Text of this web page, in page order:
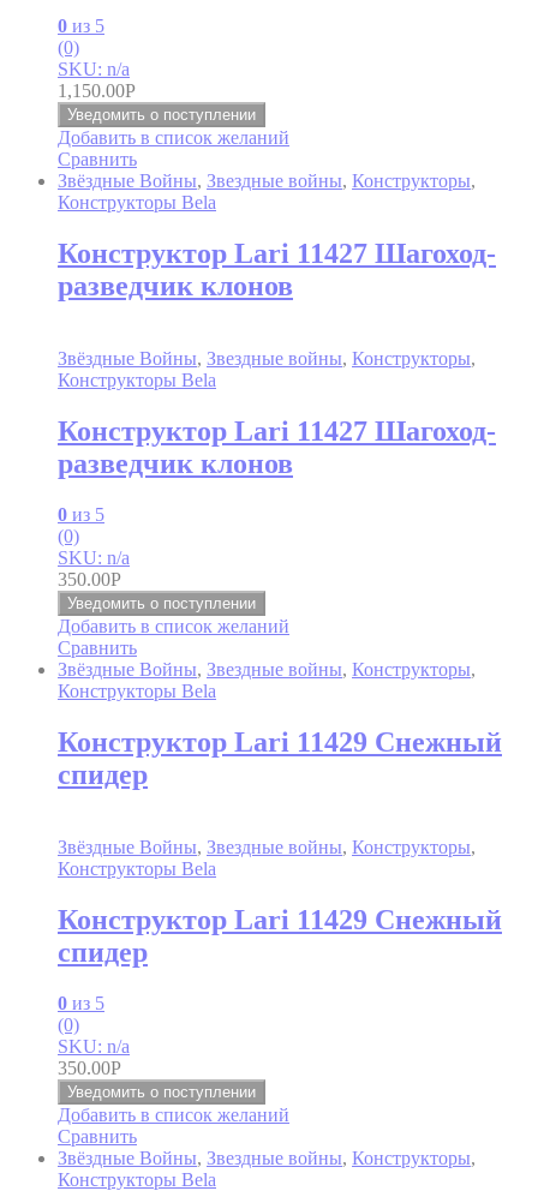
0 из 5
(0)
SKU: n/a
1,150.00Р
Уведомить о поступлении
Добавить в список желаний
Сравнить
Звёздные Войны, Звездные войны, Конструкторы,
Конструкторы Bela
Конструктор Lari 11427 Шагоход-
разведчик клонов
Звёздные Войны, Звездные войны, Конструкторы,
Конструкторы Bela
Конструктор Lari 11427 Шагоход-
разведчик клонов
0 из 5
(0)
SKU: n/a
350.00Р
Уведомить о поступлении
Добавить в список желаний
Сравнить
Звёздные Войны, Звездные войны, Конструкторы,
Конструкторы Bela
Конструктор Lari 11429 Снежный
спидер
Звёздные Войны, Звездные войны, Конструкторы,
Конструкторы Bela
Конструктор Lari 11429 Снежный
спидер
0 из 5
(0)
SKU: n/a
350.00Р
Уведомить о поступлении
Добавить в список желаний
Сравнить
Звёздные Войны, Звездные войны, Конструкторы,
Конструкторы Bela